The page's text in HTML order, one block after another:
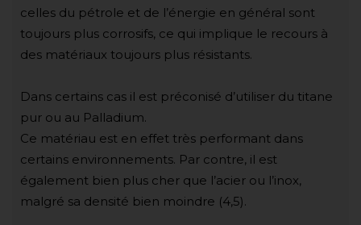
celles du pétrole et de l’énergie en général sont
toujours plus corrosifs, ce qui implique le recours à
des matériaux toujours plus résistants.
Dans certains cas il est préconisé d’utiliser du titane
pur ou au Palladium.
Ce matériau est en effet très performant dans
certains environnements. Par contre, il est
également bien plus cher que l’acier ou l’inox,
malgré sa densité bien moindre (4,5).